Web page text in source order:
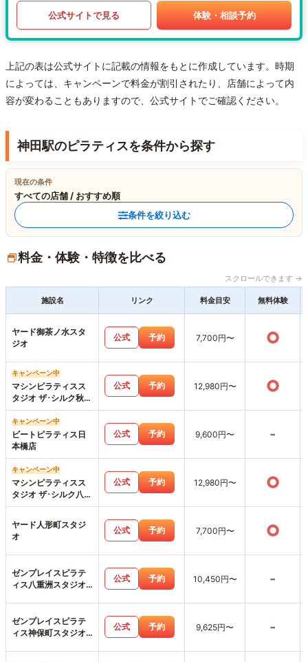
公式サイトで見る 体験・相談予約
上記の表は公式サイトに記載の情報をもとに作成しています。時期
によっては、キャンペーンで料金が割引されたり、店舗によって内
容が変わることもありますので、公式サイトでご確認ください。
神田駅のピラティスを条件から探す
現在の条件
すべての店舗 / おすすめ順
条件を絞り込む
料金・体験・特徴を比べる
スクロールできます →
施設名 リンク 料金目安 無料体験
ヤード御茶ノ水スタ
ジオ
公式 予約 7,700円〜 ○
キャンペーン中
マシンピラティスス
タジオ ザ･シルク秋葉
原店
公式 予約 12,980円〜 ○
キャンペーン中
ビートピラティス日
本橋店
公式 予約 9,600円〜 -
キャンペーン中
マシンピラティスス
タジオ ザ･シルク八重
洲店
公式 予約 12,980円〜 ○
ヤード人形町スタジ
オ
公式 予約 7,700円〜 ○
ゼンプレイスピラテ
ィス八重洲スタジオ
公式 予約 10,450円〜 -
ゼンプレイスピラテ
ィス神保町スタジオ
公式 予約 9,625円〜 -